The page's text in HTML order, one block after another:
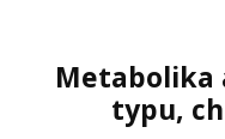
Metabolika
typu,